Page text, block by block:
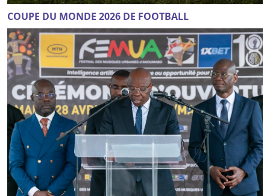
COUPE DU MONDE 2026 DE FOOTBALL